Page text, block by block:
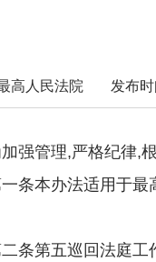
高人民法院 发布
强管理,严格纪律,
本办法适用于最高
第五巡回法庭工作